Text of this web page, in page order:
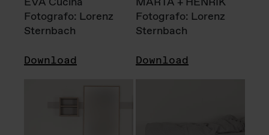
Fotografo: Lorenz
Sternbach
Download
Fotografo: Lorenz
Sternbach
Download